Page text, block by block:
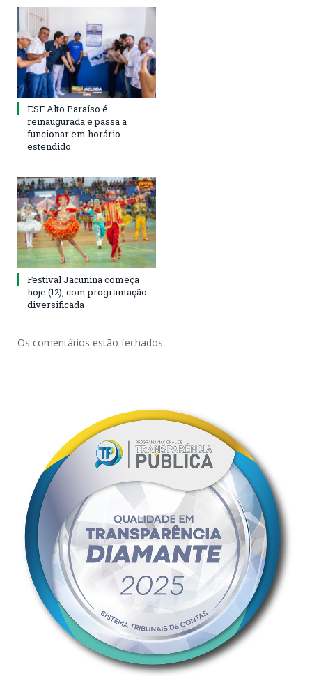
ESF Alto Paraíso é
reinaugurada e passa a
funcionar em horário
estendido
Festival Jacunina começa
hoje (12), com programação
diversificada
Os comentários estão fechados.